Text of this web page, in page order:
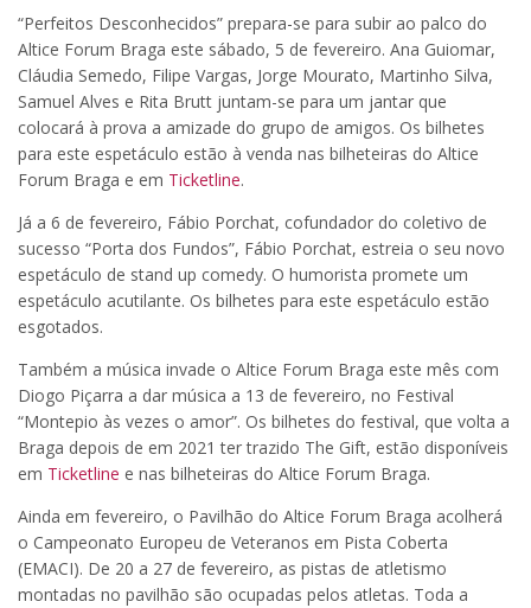
“Perfeitos Desconhecidos” prepara-se para subir ao palco do
Altice Forum Braga este sábado, 5 de fevereiro. Ana Guiomar,
Cláudia Semedo, Filipe Vargas, Jorge Mourato, Martinho Silva,
Samuel Alves e Rita Brutt juntam-se para um jantar que
colocará à prova a amizade do grupo de amigos. Os bilhetes
para este espetáculo estão à venda nas bilheteiras do Altice
Forum Braga e em Ticketline.
Já a 6 de fevereiro, Fábio Porchat, cofundador do coletivo de
sucesso “Porta dos Fundos”, Fábio Porchat, estreia o seu novo
espetáculo de stand up comedy. O humorista promete um
espetáculo acutilante. Os bilhetes para este espetáculo estão
esgotados.
Também a música invade o Altice Forum Braga este mês com
Diogo Piçarra a dar música a 13 de fevereiro, no Festival
“Montepio às vezes o amor”. Os bilhetes do festival, que volta a
Braga depois de em 2021 ter trazido The Gift, estão disponíveis
em Ticketline e nas bilheteiras do Altice Forum Braga.
Ainda em fevereiro, o Pavilhão do Altice Forum Braga acolherá
o Campeonato Europeu de Veteranos em Pista Coberta
(EMACI). De 20 a 27 de fevereiro, as pistas de atletismo
montadas no pavilhão são ocupadas pelos atletas. Toda a